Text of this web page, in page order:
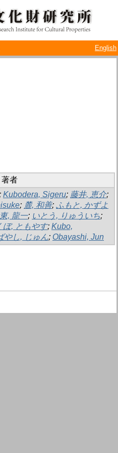
English
著者
; Kubodera, Sigeru; 藤井, 恵介;
; 麓, 和善; ふもと, かずよ
, 龍一; いとう, りゅういち;
ぼ, ともやす; Kubo,
やし, じゅん; Obayashi, Jun